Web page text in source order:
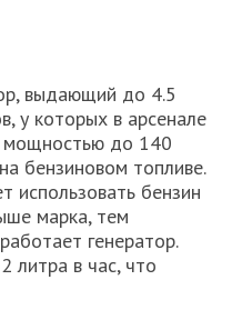
выдающий до 4.5
у которых в арсенале
мощностью до 140
бензиновом топливе.
использовать бензин
марка, тем
генератор.
литра в час, что